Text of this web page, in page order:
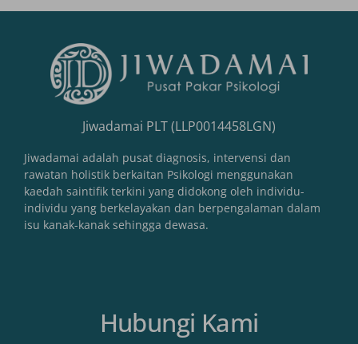
Jiwadamai PLT (LLP0014458LGN)
Jiwadamai adalah pusat diagnosis, intervensi dan
rawatan holistik berkaitan Psikologi menggunakan
kaedah saintifik terkini yang didokong oleh individu-
individu yang berkelayakan dan berpengalaman dalam
isu kanak-kanak sehingga dewasa.
Hubungi Kami